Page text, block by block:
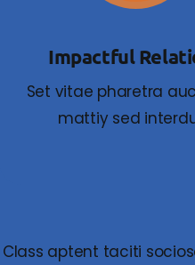
Impactful
Set vitae pharetra
mattiy sed
Class aptent taciti